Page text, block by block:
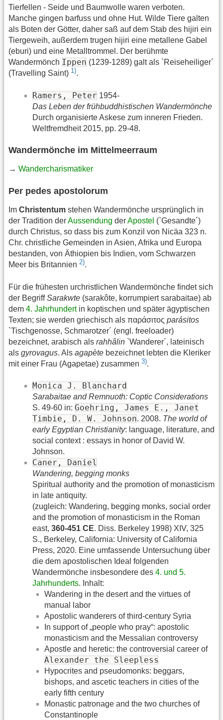
Tierfellen - Seide und Baumwolle waren verboten.
Manche gingen barfuss und ohne Hut. Wilde Tiere galten
als Boten der Götter, daher saß auf dem Stab des hijiri ein
Tiergeweih, außerdem trugen hijiri eine metallene Gabel
(eburi) und eine Metalltrommel. Der berühmte
Wandermönch Ippen (1239-1289) galt als `Reiseheiliger´
(Travelling Saint) 1).
Ramers, Peter 1954-
Das Leben der frühbuddhistischen Wandermönche
Durch organisierte Askese zum inneren Frieden.
Weltfremdheit 2015, pp. 29-48.
Wandermönche im Mittelmeerraum
→ Wandercharismatiker
Per pedes apostolorum
Im Christentum stehen Wandermönche ursprünglich in
der Tradition derAussendung derApostel (`Gesandte´)
durch Christus, so dass bis zum Konzil von Nicäa 323 n.
Chr. christliche Gemeinden in Asien, Afrika und Europa
bestanden, von Äthiopien bis Indien, vom Schwarzen
Meer bis Britannien 2).
Für die frühesten urchristlichen Wandermönche findet sich
der BegriffSarakwte (sarakôte, korrumpiert sarabaitae) ab
dem 4. Jahrhundertin koptischen und später ägyptischen
Texten; sie werden griechisch als παράσιτος parásitos
`Tischgenosse, Schmarotzer´ (engl. freeloader)
bezeichnet, arabisch als rahhâlin `Wanderer´, lateinisch
als gyrovagus. Als agapète bezeichnet lebten die Kleriker
mit einer Frau (Agapetae) zusammen 3).
Monica J. Blanchard
Sarabaitae and Remnuoth: Coptic Considerations
S. 49-60 in: Goehring, James E., Janet
Timbie, D. W. Johnson. 2008. The world of
early Egyptian Christianity: language, literature, and
social context : essays in honor of David W.
Johnson.
Caner, Daniel
Wandering, begging monks
Spiritual authority and the promotion of monasticism
in late antiquity.
(zugleich: Wandering, begging monks, social order
and the promotion of monasticism in the Roman
east, 360-451 CE. Diss. Berkeley 1998) XIV, 325
S., Berkeley, California: University of California
Press, 2020. Eine umfassende Untersuchung über
die dem apostolischen Ideal folgenden
Wandermönche insbesondere des 4. und 5.
Jahrhunderts. Inhalt:
Wandering in the desert and the virtues of
manual labor
Apostolic wanderers of third-century Syria
In support of „people who pray“: apostolic
monasticism and the Messalian controversy
Apostle and heretic: the controversial career of
Alexander the Sleepless
Hypocrites and pseudomonks: beggars,
bishops, and ascetic teachers in cities of the
early fifth century
Monastic patronage and the two churches of
Constantinople